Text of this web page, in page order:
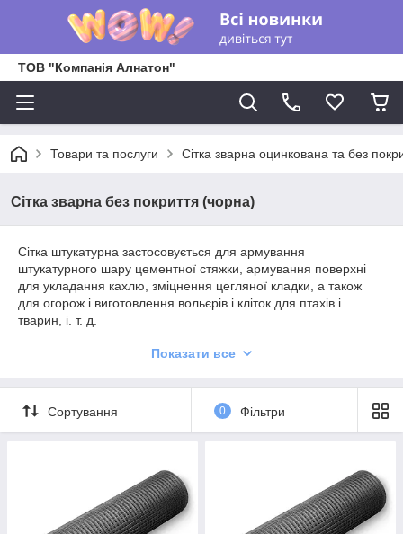
ТОВ "Компанія Алнатон"
Товари та послуги Сітка зварна оцинкована та без
Сітка зварна без покриття (чорна)
Сітка штукатурна застосовується для армування
штукатурного шару цементної стяжки, армування поверхні
для укладання кахлю, зміцнення цегляної кладки, а також
для огорож і виготовлення вольєрів і кліток для птахів і
тварин, і. т. д.
Діаметр дроту: 0,7; 0,8; 0,9; 1,0 мм
Розміри рулонів: 1,0х30; 0,8х59м
Показати все
Сортування 0 Фільтри